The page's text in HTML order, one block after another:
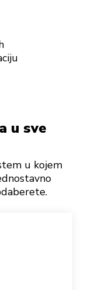
u sve
u kojem